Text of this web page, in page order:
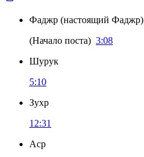
Фаджр (настоящий Фаджр)
(Начало поста) 3:08
Шурук
5:10
Зухр
12:31
Аср